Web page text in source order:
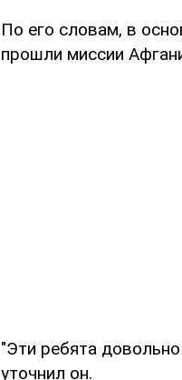
По его словам, в
прошли миссии
"Эти ребята
уточнил он.